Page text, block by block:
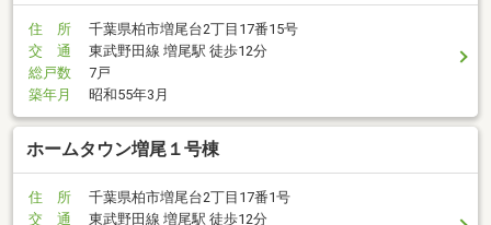
住 所
千葉県柏市増尾台2丁目17番15号
交 通
東武野田線 増尾駅 徒歩12分
総戸数
7戸
築年月
昭和55年3月
ホームタウン増尾１号棟
住 所
千葉県柏市増尾台2丁目17番1号
交 通
東武野田線 増尾駅 徒歩12分